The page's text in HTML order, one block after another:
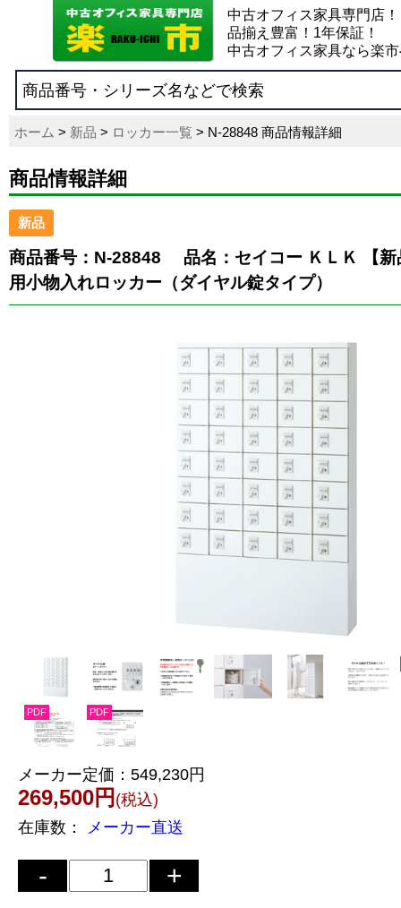
中古オフィス家具専門店！
品揃え豊富！1年保証！
中古オフィス家具なら楽
ホーム > 新品 > ロッカー一覧 > N-28848 商品情報詳細
商品情報詳細
新品
商品番号：N-28848
品名：セイコー ＫＬＫ 【
用小物入れロッカー（ダイヤル錠タイプ）
PDF PDF
メーカー定価： 549,230円
269,500円 (税込)
在庫数：
メーカー直送